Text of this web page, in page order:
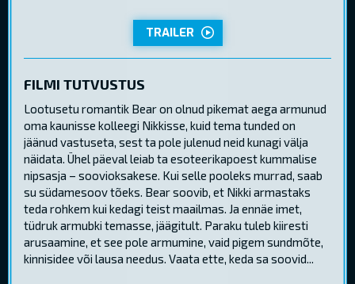
TRAILER
FILMI TUTVUSTUS
Lootusetu romantik Bear on olnud pikemat aega armunud
oma kaunisse kolleegi Nikkisse, kuid tema tunded on
jäänud vastuseta, sest ta pole julenud neid kunagi välja
näidata. Ühel päeval leiab ta esoteerikapoest kummalise
nipsasja – soovioksakese. Kui selle pooleks murrad, saab
su südamesoov tõeks. Bear soovib, et Nikki armastaks
teda rohkem kui kedagi teist maailmas. Ja ennäe imet,
tüdruk armubki temasse, jäägitult. Paraku tuleb kiiresti
arusaamine, et see pole armumine, vaid pigem sundmõte,
kinnisidee või lausa needus. Vaata ette, keda sa soovid...